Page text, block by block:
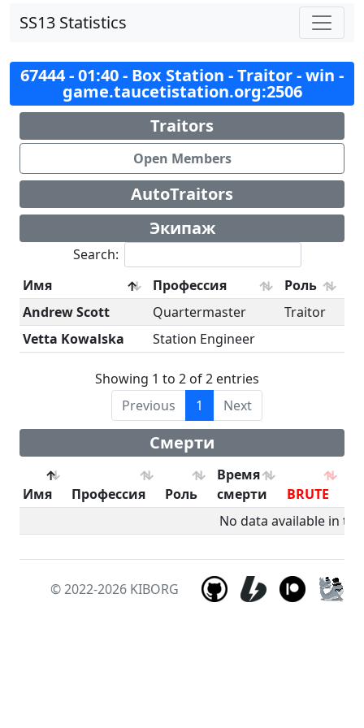
SS13 Statistics
67444 - 01:40 - Box Station - Traitor - win -
game.taucetistation.org:2506
Traitors
Open Members
AutoTraitors
Экипаж
Search:
Имя
Профессия
Роль
Andrew Scott
Quartermaster
Traitor
Vetta Kowalska
Station Engineer
Showing 1 to 2 of 2 entries
Previous
1 Next
Смерти
Имя Профессия Роль
Время
смерти
BRUTE
No data available in
© 2022-2026 KIBORG